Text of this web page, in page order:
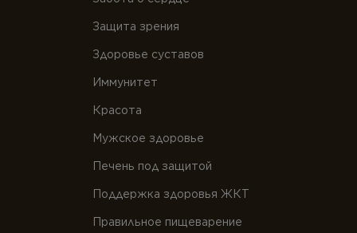
Защита зрения
Здоровье суставов
Иммунитет
Красота
Мужское здоровье
Печень под защитой
Поддержка здоровья ЖКТ
Правильное пищеварение